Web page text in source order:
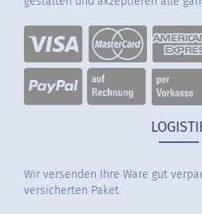
Wir versenden Ihre Ware gut
versicherten Paket.